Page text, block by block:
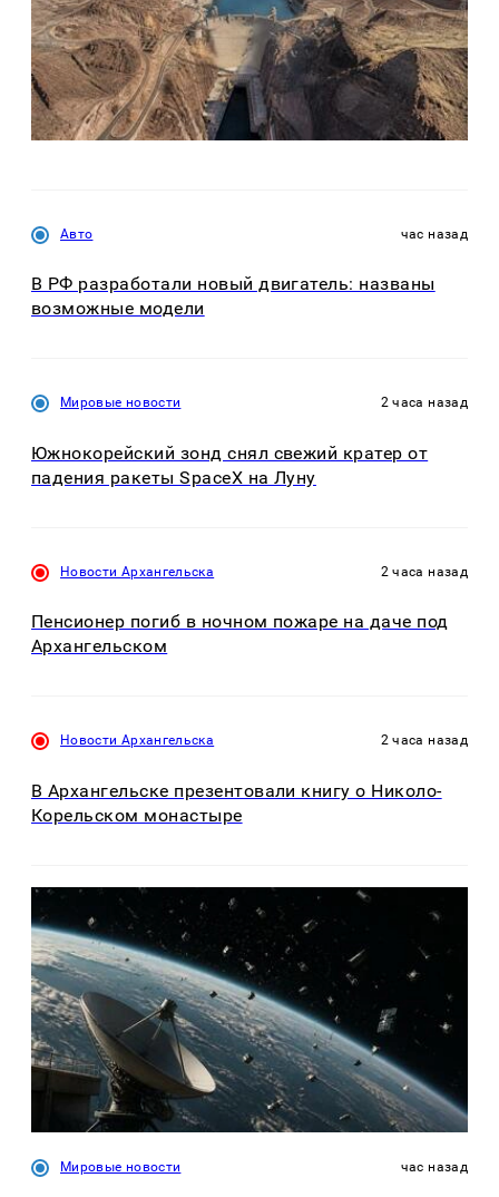
Авто час назад
В РФ разработали новый двигатель: названы
возможные модели
Мировые новости 2 часа назад
Южнокорейский зонд снял свежий кратер от
падения ракеты SpaceX на Луну
Новости Архангельска 2 часа назад
Пенсионер погиб в ночном пожаре на даче под
Архангельском
Новости Архангельска 2 часа назад
В Архангельске презентовали книгу о Николо-
Корельском монастыре
Мировые новости час назад